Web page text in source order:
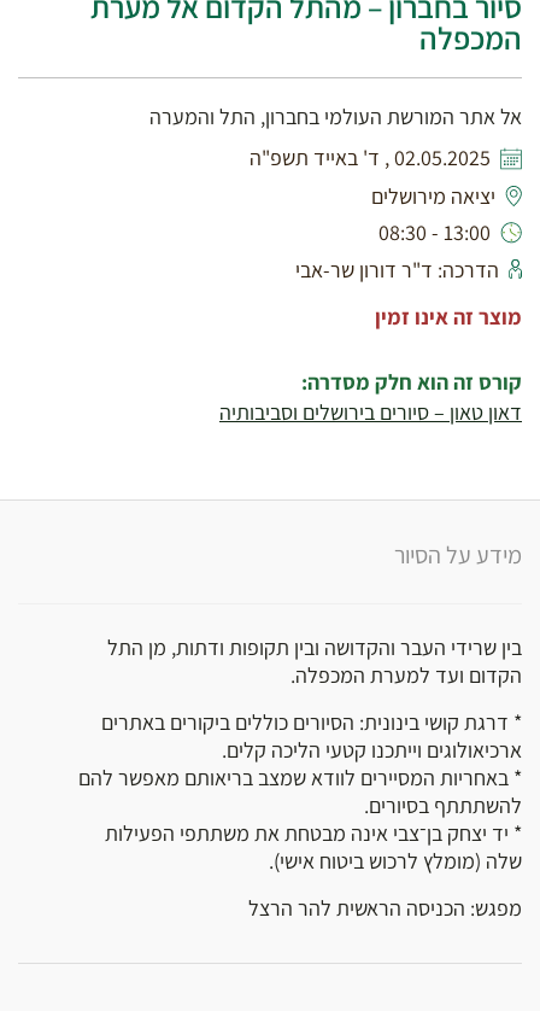
המכפלה
אל אתר המורשת העולמי בחברון, התל והמערה
02.05.2025 , ד' באייד תשפ"ה
יציאה מירושלים
13:00 - 08:30
הדרכה: ד"ר דורון שר-אבי
מוצר זה אינו זמין
קורס זה הוא חלק מסדרה:
דאון טאון – סיורים בירושלים וסביבותיה
מידע על הסיור
בין שרידי העבר והקדושה ובין תקופות ודתות, מן התל
הקדום ועד למערת המכפלה.
* דרגת קושי בינונית: הסיורים כוללים ביקורים באתרים
ארכיאולוגים וייתכנו קטעי הליכה קלים.
* באחריות המסיירים לוודא שמצב בריאותם מאפשר להם
להשתתתף בסיורים.
* יד יצחק בן־צבי אינה מבטחת את משתתפי הפעילות
שלה (מומלץ לרכוש ביטוח אישי).
מפגש: הכניסה הראשית להר הרצל